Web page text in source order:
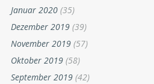
Januar 2020 (35)
Dezember 2019 (39)
November 2019 (57)
Oktober 2019 (58)
September 2019 (42)